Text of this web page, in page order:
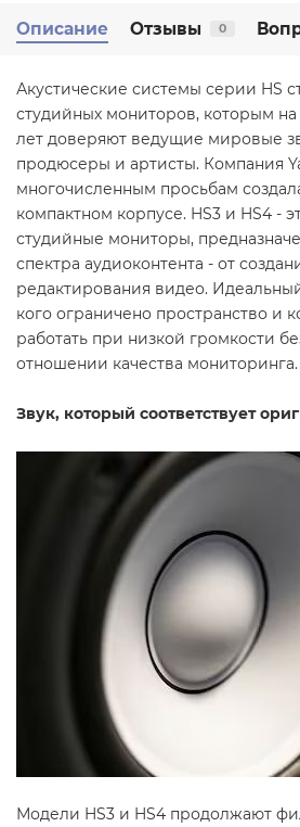
Описание Отзывы 0
Акустические системы серии HS
студийных мониторов, которым
лет доверяют ведущие мировые
продюсеры и артисты. Компания
многочисленным просьбам
компактном корпусе. HS3 и HS4 -
студийные мониторы,
спектра аудиоконтента - от
редактирования видео.
кого ограничено пространство и
работать при низкой громкости
отношении качества мониторинга.
Звук, который соответствует
Модели HS3 и HS4 продолжают